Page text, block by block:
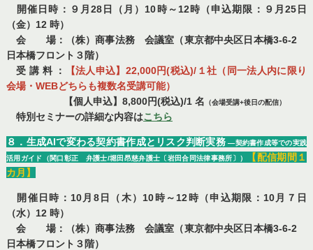
開催日時：９月28日（月）10時～12時（申込期限：９月25日
（金）12 時）
会 場：（株）商事法務 会議室（東京都中央区日本橋3-6-2
日本橋フロント３階）
受 講 料 ：
【法人申込】22,000円(税込)/１社（同一法人内に限り
会場・WEBどちらも複数名受講可能）
【個人申込】8,800円(税込)/1 名 （会場受講+後日の配信）
特別セミナーの詳細な内容はこちら
８．生成AIで変わる契約書作成とリスク判断実務 ―契約書作成等での実践
活用ガイド（関口彰正 弁護士/堀田昂慈弁護士〔岩田合同法律事務所〕）
【配信期間１
カ月】
開催日時：10月8日（木）10時～12時（申込期限：10月７日
（水）12 時）
会 場：（株）商事法務 会議室（東京都中央区日本橋3-6-2
日本橋フロント３階）